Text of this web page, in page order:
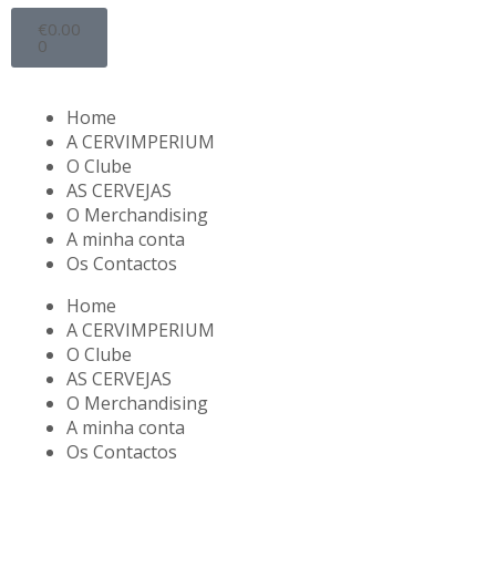
€0.00
0
Home
A CERVIMPERIUM
O Clube
AS CERVEJAS
O Merchandising
A minha conta
Os Contactos
Home
A CERVIMPERIUM
O Clube
AS CERVEJAS
O Merchandising
A minha conta
Os Contactos